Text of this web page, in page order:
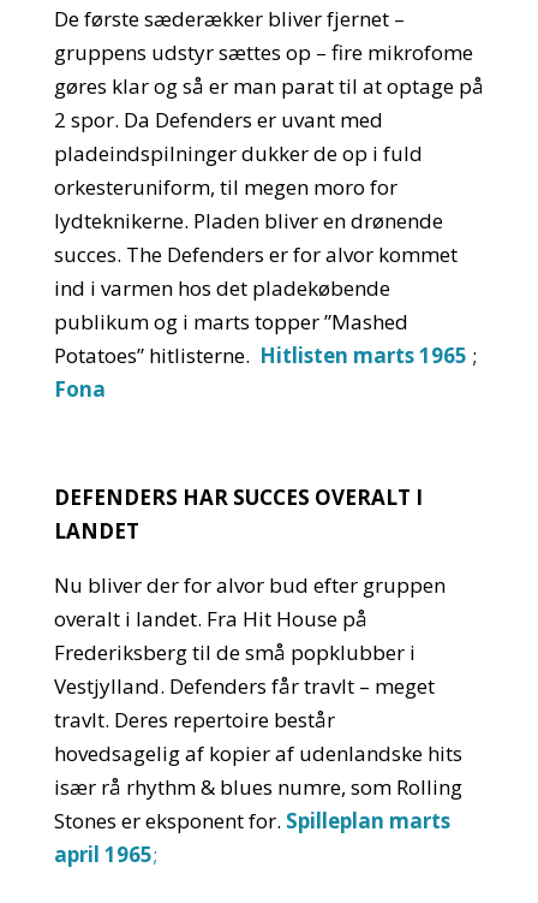
De første sæderækker bliver fjernet –
gruppens udstyr sættes op – fire mikrofome
gøres klar og så er man parat til at optage på
2 spor. Da Defenders er uvant med
pladeindspilninger dukker de op i fuld
orkesteruniform, til megen moro for
lydteknikerne. Pladen bliver en drønende
succes. The Defenders er for alvor kommet
ind i varmen hos det pladekøbende
publikum og i marts topper ”Mashed
Potatoes” hitlisterne. Hitlisten marts 1965 ;
Fona
DEFENDERS HAR SUCCES OVERALT I
LANDET
Nu bliver der for alvor bud efter gruppen
overalt i landet. Fra Hit House på
Frederiksberg til de små popklubber i
Vestjylland. Defenders får travlt – meget
travlt. Deres repertoire består
hovedsagelig af kopier af udenlandske hits
især rå rhythm & blues numre, som Rolling
Stones er eksponent for. Spilleplan marts
april 1965;